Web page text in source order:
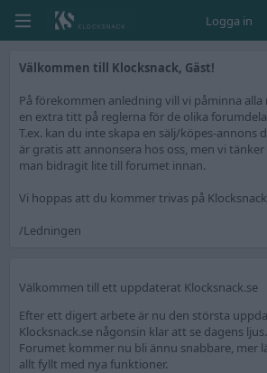
Logga in
Välkommen till Klocksnack, Gäst!
På förekommen anledning vill vi påminna
en extra titt på reglerna för de olika
T.ex. kan du inte skapa en sälj/köpes-annons
är gratis att annonsera hos oss, men vi
man bidragit lite till forumet innan.
Vi hoppas att du kommer trivas på Klocksnack
/Ledningen
Välkommen till ett uppdaterat Klocksnack.se
Efter ett digert arbete är nu den största
Klocksnack.se någonsin klar att se dagens ljus.
Forumet kommer nu bli ännu snabbare, mer
allt fyllt med nya funktioner.